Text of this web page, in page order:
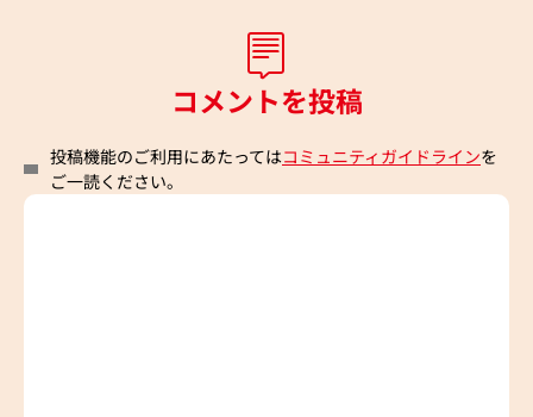
コメントを投稿
投稿機能のご利用にあたってはコミュニティガイドラインを
ご一読ください。